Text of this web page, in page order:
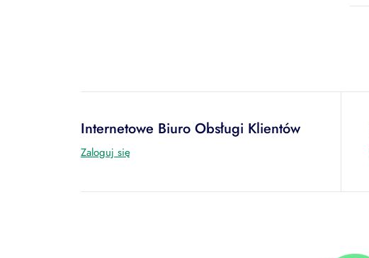
Internetowe Biuro Obsługi Klientów
Zaloguj się